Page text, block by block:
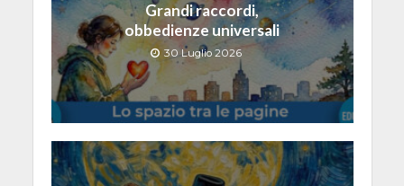
Grandi raccordi,
obbedienze universali
30 Luglio 2026